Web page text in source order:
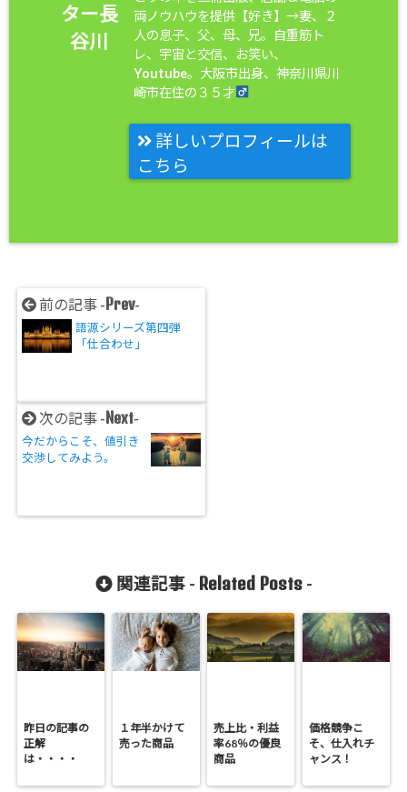
ター長
谷川
両ノウハウを提供【好き】→妻、２
人の息子、父、母、兄。自重筋ト
レ、宇宙と交信、お笑い、
Youtube。大阪市出身、神奈川県川
崎市在住の３５才
詳しいプロフィールは
こちら
前の記事 - Prev-
語源シリーズ第四弾
「仕合わせ」
次の記事 - Next-
今だからこそ、値引き
交渉してみよう。
関連記事 - Related Posts-
昨日の記事の
正解
は・・・・
１年半かけて
売った商品
売上比・利益
率68％の優良
商品
価格競争こ
そ、仕入れチ
ャンス！